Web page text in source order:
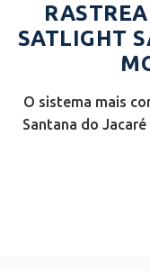
SATLIGHT
O sistema mais
Santana do